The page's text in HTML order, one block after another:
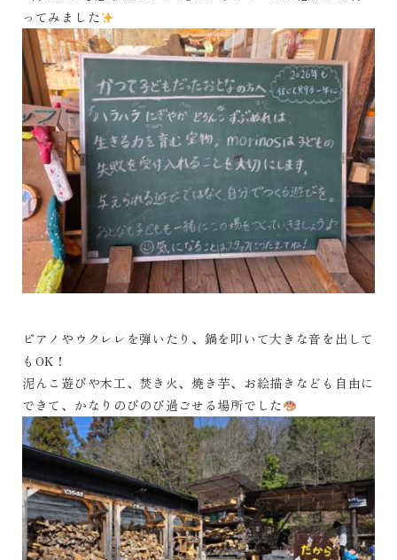
ってみました
ピアノやウクレレを弾いたり、鍋を叩いて大きな音を出して
もOK！
泥んこ遊びや木工、焚き火、焼き芋、お絵描きなども自由に
できて、かなりのびのび過ごせる場所でした